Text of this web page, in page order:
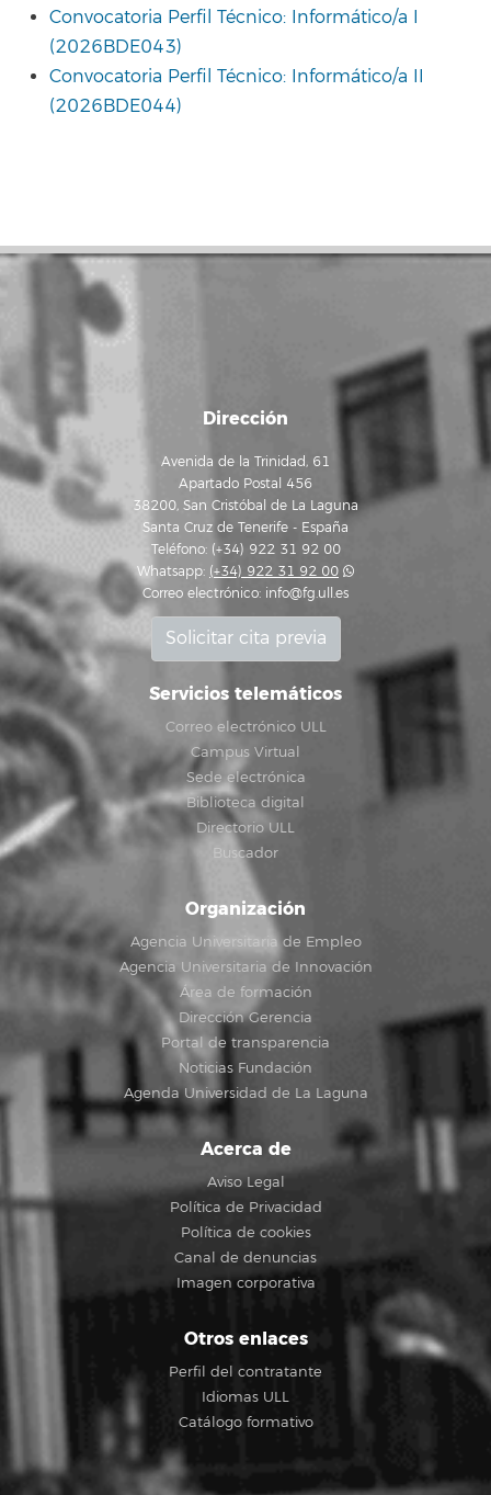
Convocatoria Perfil Técnico: Informático/a I
(2026BDE043)
Convocatoria Perfil Técnico: Informático/a II
(2026BDE044)
Dirección
Avenida de la Trinidad, 61
Apartado Postal 456
38200, San Cristóbal de La Laguna
Santa Cruz de Tenerife - España
Teléfono: (+34) 922 31 92 00
Whatsapp: (+34) 922 31 92 00
Correo electrónico: info@fg.ull.es
Solicitar cita previa
Servicios telemáticos
Correo electrónico ULL
Campus Virtual
Sede electrónica
Biblioteca digital
Directorio ULL
Buscador
Organización
Agencia Universitaria de Empleo
Agencia Universitaria de Innovación
Área de formación
Dirección Gerencia
Portal de transparencia
Noticias Fundación
Agenda Universidad de La Laguna
Acerca de
Aviso Legal
Política de Privacidad
Política de cookies
Canal de denuncias
Imagen corporativa
Otros enlaces
Perfil del contratante
Idiomas ULL
Catálogo formativo